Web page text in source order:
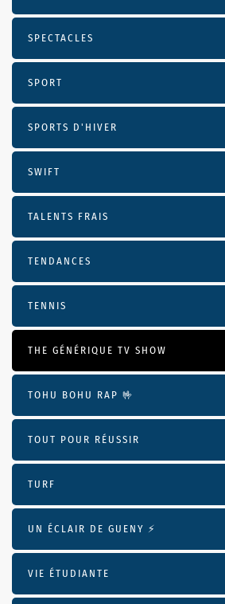
SPECTACLES
SPORT
SPORTS D'HIVER
SWIFT
TALENTS FRAIS
TENDANCES
TENNIS
THE GÉNÉRIQUE TV SHOW
TOHU BOHU RAP 🤟
TOUT POUR RÉUSSIR
TURF
UN ÉCLAIR DE GUENY ⚡️
VIE ÉTUDIANTE